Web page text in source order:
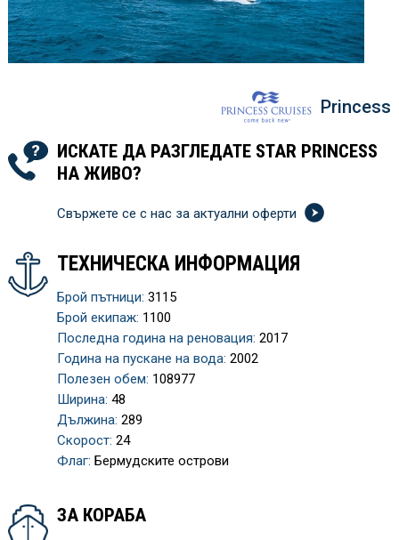
Princess
ИСКАТЕ ДА РАЗГЛЕДАТЕ STAR PRINCESS
НА ЖИВО?
Свържете се с нас за актуални оферти
ТЕХНИЧЕСКА ИНФОРМАЦИЯ
Брой пътници: 3115
Брой екипаж: 1100
Последна година на реновация: 2017
Година на пускане на вода: 2002
Полезен обем: 108977
Ширина: 48
Дължина: 289
Скорост: 24
Флаг: Бермудските острови
ЗА КОРАБА